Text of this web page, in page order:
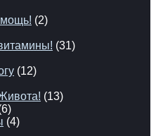
(2)
(31)
(12)
(13)
(4)